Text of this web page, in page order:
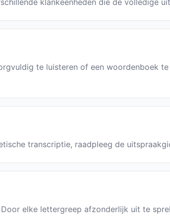
klankeenheden die de volledige
te luisteren of een woordenboek
transcriptie, raadpleeg de
elke lettergreep afzonderlijk uit te